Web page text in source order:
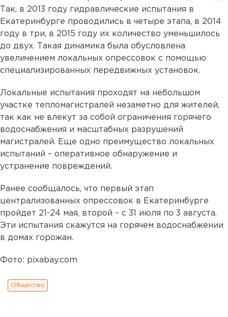
Так, в 2013 году гидравлические испытания в
Екатеринбурге проводились в четыре этапа, в 2014
году в три, в 2015 году их количество уменьшилось
до двух. Такая динамика была обусловлена
увеличением локальных опрессовок с помощью
специализированных передвижных установок.
Локальные испытания проходят на небольшом
участке тепломагистралей незаметно для жителей,
так как не влекут за собой ограничения горячего
водоснабжения и масштабных разрушений
магистралей. Еще одно преимущество локальных
испытаний – оперативное обнаружение и
устранение повреждений.
Ранее сообщалось, что первый этап
централизованных опрессовок в Екатеринбурге
пройдет 21-24 мая, второй – с 31 июля по 3 августа.
Эти испытания скажутся на горячем водоснабжении
в домах горожан.
Фото: pixabay.com
Общество